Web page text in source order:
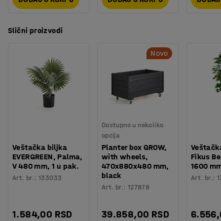
Slični proizvodi
Veštačka biljka
EVERGREEN, Palma,
V 480 mm, 1 u pak.
Art. br.:133033
1.584,00 RSD
Novo
Dostupno u nekoliko
opcija
Planter box GROW,
with wheels,
470x880x480 mm,
black
Art. br.: 127878
39.858,00 RSD
Fikus
1600
Art. br.: